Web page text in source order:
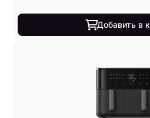
Добавить в